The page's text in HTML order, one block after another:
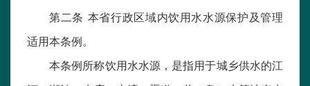
第二条 本省行政区域内饮用水水源保护及管理
适用本条例。
本条例所称饮用水水源，是指用于城乡供水的江